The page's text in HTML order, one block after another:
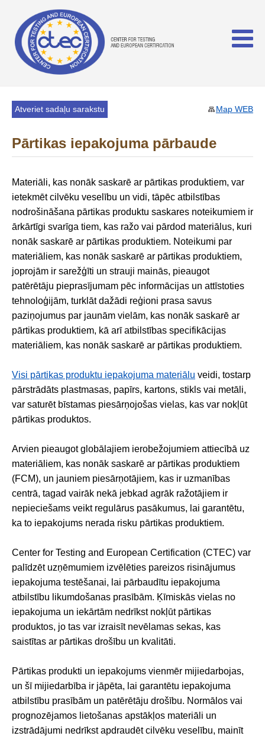
Map WEB
Atveriet sadaļu sarakstu
Pārtikas iepakojuma pārbaude
Materiāli, kas nonāk saskarē ar pārtikas produktiem, var
ietekmēt cilvēku veselību un vidi, tāpēc atbilstības
nodrošināšana pārtikas produktu saskares noteikumiem ir
ārkārtīgi svarīga tiem, kas ražo vai pārdod materiālus, kuri
nonāk saskarē ar pārtikas produktiem. Noteikumi par
materiāliem, kas nonāk saskarē ar pārtikas produktiem,
joprojām ir sarežģīti un strauji mainās, pieaugot
patērētāju pieprasījumam pēc informācijas un attīstoties
tehnoloģijām, turklāt dažādi reģioni prasa savus
paziņojumus par jaunām vielām, kas nonāk saskarē ar
pārtikas produktiem, kā arī atbilstības specifikācijas
materiāliem, kas nonāk saskarē ar pārtikas produktiem.
Visi pārtikas produktu iepakojuma materiālu veidi, tostarp
pārstrādāts plastmasas, papīrs, kartons, stikls vai metāli,
var saturēt bīstamas piesārņojošas vielas, kas var nokļūt
pārtikas produktos.
Arvien pieaugot globālajiem ierobežojumiem attiecībā uz
materiāliem, kas nonāk saskarē ar pārtikas produktiem
(FCM), un jauniem piesārņotājiem, kas ir uzmanības
centrā, tagad vairāk nekā jebkad agrāk ražotājiem ir
nepieciešams veikt regulārus pasākumus, lai garantētu,
ka to iepakojums nerada risku pārtikas produktiem.
Center for Testing and European Certification (CTEC) var
palīdzēt uzņēmumiem izvēlēties pareizos risinājumus
iepakojuma testēšanai, lai pārbaudītu iepakojuma
atbilstību likumdošanas prasībām. Ķīmiskās vielas no
iepakojuma un iekārtām nedrīkst nokļūt pārtikas
produktos, jo tas var izraisīt nevēlamas sekas, kas
saistītas ar pārtikas drošību un kvalitāti.
Pārtikas produkti un iepakojums vienmēr mijiedarbojas,
un šī mijiedarbība ir jāpēta, lai garantētu iepakojuma
atbilstību prasībām un patērētāju drošību. Normālos vai
prognozējamos lietošanas apstākļos materiāli un
izstrādājumi nedrīkst apdraudēt cilvēku veselību, mainīt